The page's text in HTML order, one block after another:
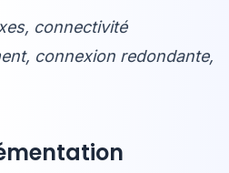
connectivité
connexion redondante,